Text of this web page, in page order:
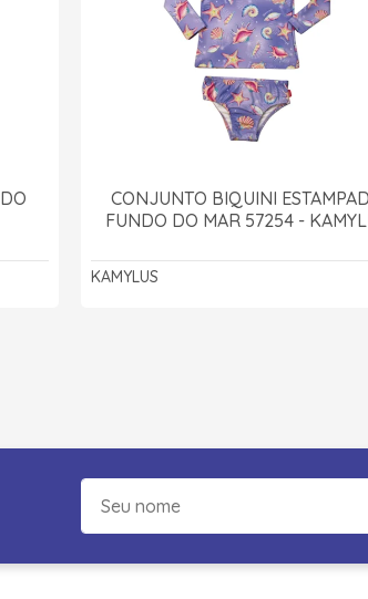
CONJUNTO BIQUINI
FUNDO DO MAR 57254 -
KAMYLUS